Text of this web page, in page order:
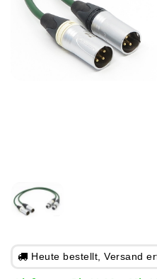
Heute bestellt, Versand